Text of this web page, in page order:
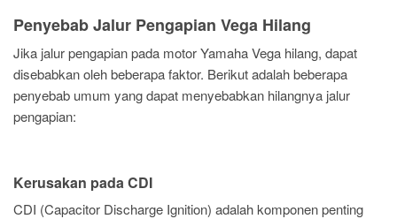
Penyebab Jalur Pengapian Vega Hilang
Jika jalur pengapian pada motor Yamaha Vega hilang, dapat
disebabkan oleh beberapa faktor. Berikut adalah beberapa
penyebab umum yang dapat menyebabkan hilangnya jalur
pengapian:
Kerusakan pada CDI
CDI (Capacitor Discharge Ignition) adalah komponen penting